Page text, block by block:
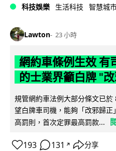
科技娛樂 生活科技 智慧城
Lawton 23 小時
網約車條例生效 有
的士業界籲白牌 "
規管網約車法例大部分條文已
望白牌車司機，能夠「改邪歸
高罰則，首次定罪最高罰款...
193 131 ↗ 分享